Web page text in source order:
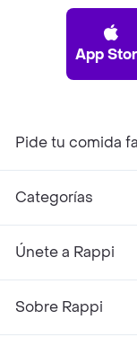
App
Pide tu comida
Categorías
Únete a Rappi
Sobre Rappi